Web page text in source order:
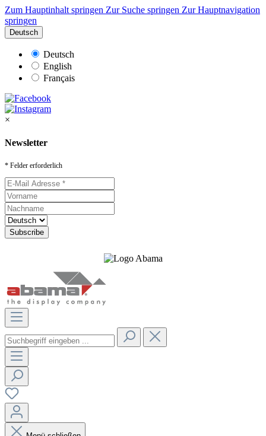
Zum Hauptinhalt springen Zur Suche springen Zur Hauptnavigation
springen
Deutsch
Deutsch
English
Français
×
Newsletter
* Felder erforderlich